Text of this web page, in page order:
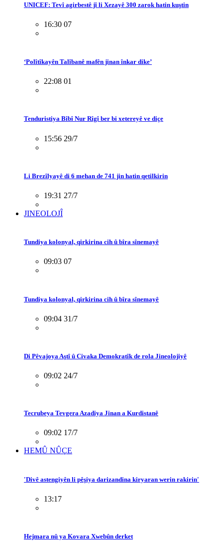
UNICEF: Tevî agirbestê jî li Xezayê 300 zarok hatin kuştin
16:30 07
‘Polîtîkayên Talîbanê mafên jinan înkar dike’
22:08 01
Tenduristiya Bîbî Nur Rîgî ber bi xetereyê ve diçe
15:56 29/7
Li Brezîlyayê di 6 mehan de 741 jin hatin qetilkirin
19:31 27/7
JINEOLOJÎ
Tundiya kolonyal, qirkirina cih û bîra sînemayê
09:03 07
Tundiya kolonyal, qirkirina cih û bîra sînemayê
09:04 31/7
Di Pêvajoya Aştî û Civaka Demokratîk de rola Jineolojiyê
09:02 24/7
Tecrubeya Tevgera Azadiya Jinan a Kurdistanê
09:02 17/7
HEMÛ NÛÇE
'Divê astengiyên li pêşiya darizandina kiryaran werin rakirin'
13:17
Hejmara nû ya Kovara Xwebûn derket